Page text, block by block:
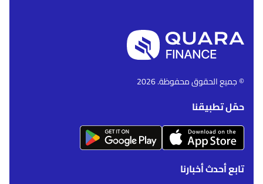
© جميع الحقوق محفوظة. 2026
حمّل تطبيقنا
تابع أحدث أخبارنا